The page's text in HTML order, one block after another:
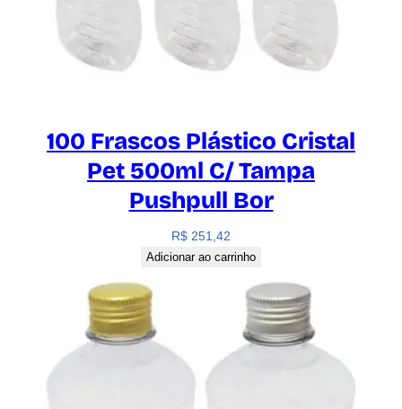
100 Frascos Plástico Cristal
Pet 500ml C/ Tampa
Pushpull Bor
R$ 251,42
Adicionar ao carrinho